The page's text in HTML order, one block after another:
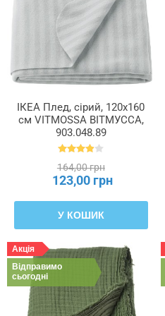
ІКЕА Плед, сірий, 120x160
см VITMOSSA ВІТМУССА,
903.048.89
164,00 грн
123,00 грн
У КОШИК
Акція
Відправимо
сьогодні